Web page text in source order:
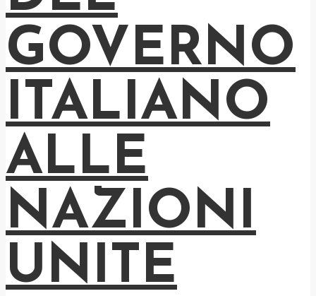
GOVERNO
ITALIANO
ALLE
NAZIONI
UNITE